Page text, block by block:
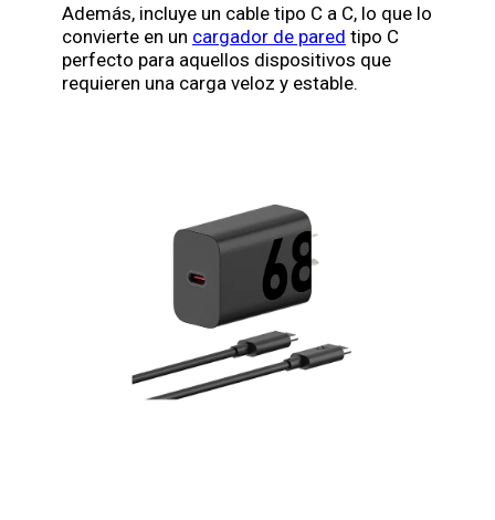
Además, incluye un cable tipo C a C, lo que lo
convierte en un cargador de pared tipo C
perfecto para aquellos dispositivos que
requieren una carga veloz y estable.